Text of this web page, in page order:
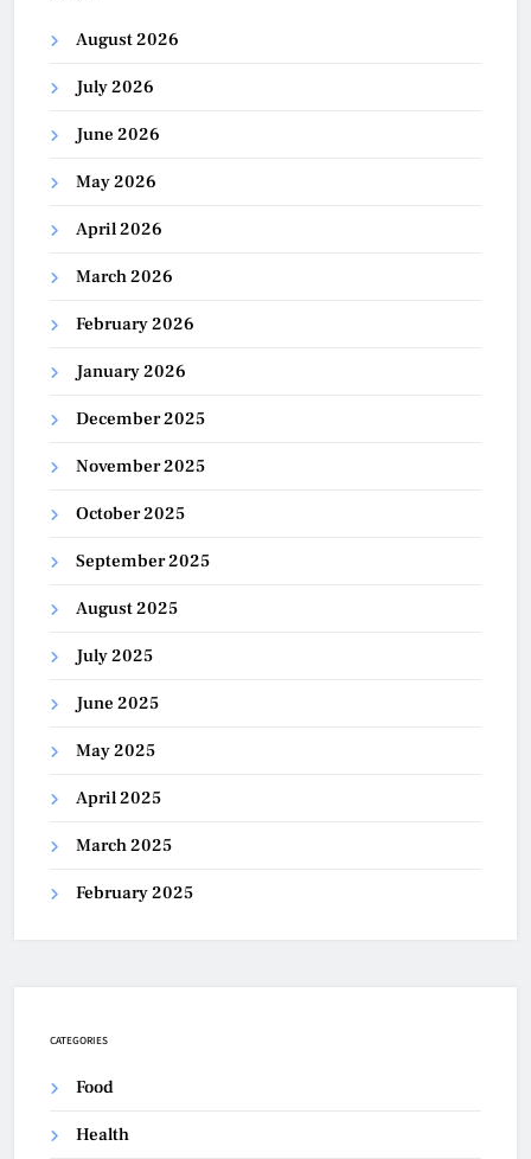
August 2026
July 2026
June 2026
May 2026
April 2026
March 2026
February 2026
January 2026
December 2025
November 2025
October 2025
September 2025
August 2025
July 2025
June 2025
May 2025
April 2025
March 2025
February 2025
CATEGORIES
Food
Health